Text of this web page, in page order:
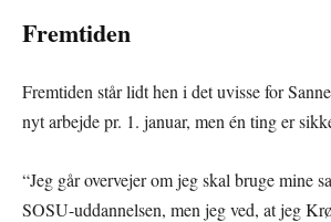
Fremtiden
Fremtiden står lidt hen i det uvisse for
nyt arbejde pr. 1. januar, men én ting er
“Jeg går overvejer om jeg skal bruge mine
SOSU-uddannelsen, men jeg ved, at jeg